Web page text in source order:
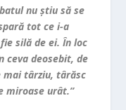
nu ştiu să se
tot ce i-a
silă de ei. În loc
ceva deosebit, de
mai târziu, târăsc
miroase urât.”